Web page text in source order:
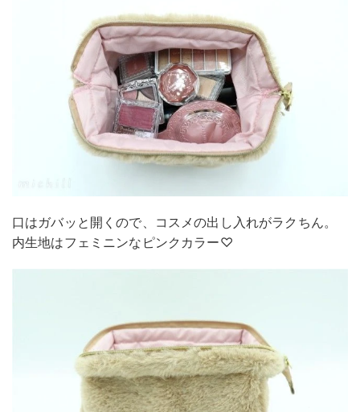
口はガバッと開くので、コスメの出し入れがラクちん。
内生地はフェミニンなピンクカラー♡